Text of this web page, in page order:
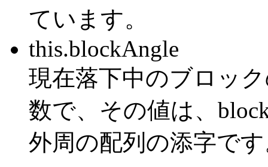
ています。
this.blockAngle
現在落下中のブロッ
数で、その値は、
外周の配列の添字で